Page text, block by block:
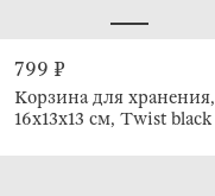
799 ₽
Корзина для хранения,
16x13х13 см, Twist black